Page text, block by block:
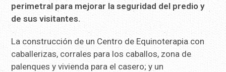
perimetral para mejorar la seguridad del predio y
de sus visitantes.
La construcción de un Centro de Equinoterapia con
caballerizas, corrales para los caballos, zona de
palenques y vivienda para el casero; y un